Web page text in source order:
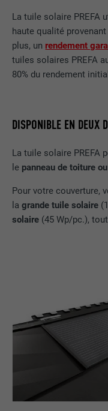
La tuile solaire PREFA
haute qualité
plus, un rendement
tuiles solaires PREFA
80% du rendement
DISPONIBLE EN DEUX
La tuile solaire PREFA
le panneau de toiture
Pour votre couverture,
lagrande tuile solaire
solaire (45 Wp/pc.),